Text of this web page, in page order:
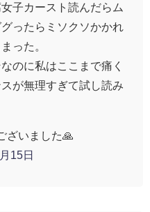
子カースト読んだらム
ったらミソクソかかれ
った。
のに私はここまで痛く
が無理すぎて試し読み
ざいました🙏
15日